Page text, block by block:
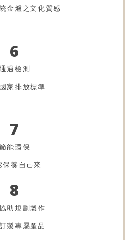
金爐之文化質感
6
通過檢測
家排放標準
7
節能環保
保養自己來
8
助規劃製作
製專屬產品